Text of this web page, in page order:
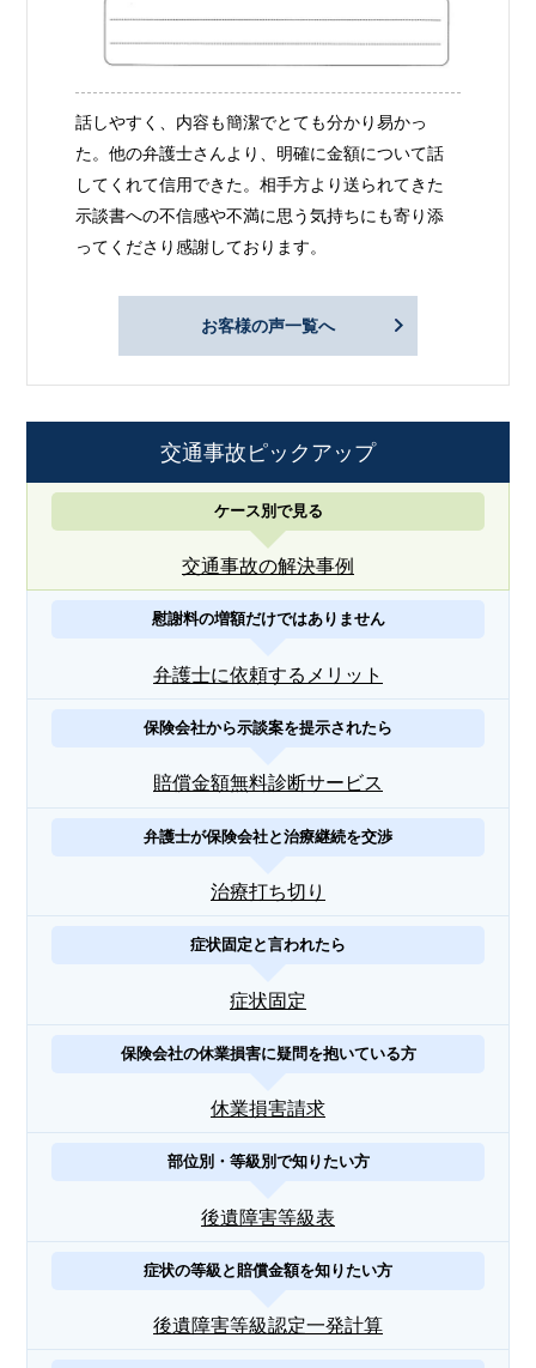
話しやすく、内容も簡潔でとても分かり易かっ
た。他の弁護士さんより、明確に金額について話
してくれて信用できた。相手方より送られてきた
示談書への不信感や不満に思う気持ちにも寄り添
ってくださり感謝しております。
お客様の声一覧へ
交通事故ピックアップ
ケース別で見る
交通事故の解決事例
慰謝料の増額だけではありません
弁護士に依頼するメリット
保険会社から示談案を提示されたら
賠償金額無料診断サービス
弁護士が保険会社と治療継続を交渉
治療打ち切り
症状固定と言われたら
症状固定
保険会社の休業損害に疑問を抱いている方
休業損害請求
部位別・等級別で知りたい方
後遺障害等級表
症状の等級と賠償金額を知りたい方
後遺障害等級認定一発計算